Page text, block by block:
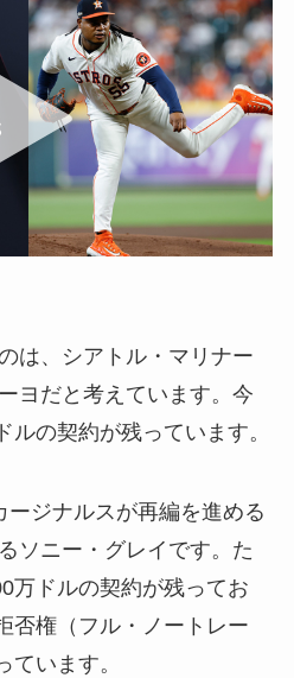
は、シアトル・マリナー
ヨだと考えています。今
の契約が残っています。
ージナルスが再編を進める
ソニー・グレイです。た
万ドルの契約が残ってお
否権（フル・ノートレー
ています。